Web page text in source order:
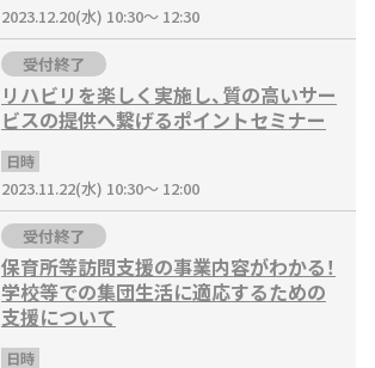
2023.12.20(水) 10:30～ 12:30
受付終了
リハビリを楽しく実施し、質の高いサー
ビスの提供へ繋げるポイントセミナー
日時
2023.11.22(水) 10:30～ 12:00
受付終了
保育所等訪問支援の事業内容がわかる！
学校等での集団生活に適応するための
支援について
日時